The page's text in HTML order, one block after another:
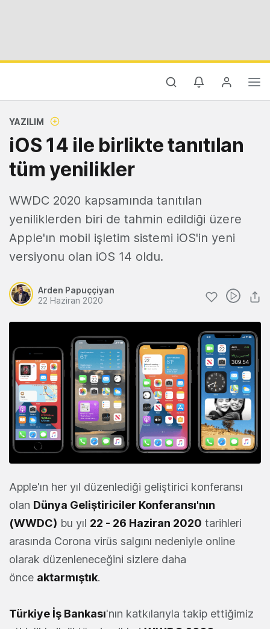
YAZILIM
iOS 14 ile birlikte tanıtılan
tüm yenilikler
WWDC 2020 kapsamında tanıtılan
yeniliklerden biri de tahmin edildiği üzere
Apple'ın mobil işletim sistemi iOS'in yeni
versiyonu olan iOS 14 oldu.
Arden Papuççiyan
22 Haziran 2020
Apple'ın her yıl düzenlediği geliştirici konferansı
olan Dünya Geliştiriciler Konferansı'nın
(WWDC) bu yıl 22 - 26 Haziran 2020 tarihleri
arasında Corona virüs salgını nedeniyle online
olarak düzenleneceğini sizlere daha
önce aktarmıştık.
Türkiye İş Bankası'nın katkılarıyla takip ettiğimiz